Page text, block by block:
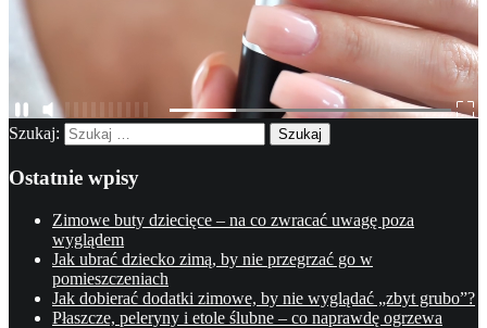
Szukaj:
Ostatnie wpisy
Zimowe buty dziecięce – na co zwracać uwagę poza
wyglądem
Jak ubrać dziecko zimą, by nie przegrzać go w
pomieszczeniach
Jak dobierać dodatki zimowe, by nie wyglądać „zbyt grubo”?
Płaszcze, peleryny i etole ślubne – co naprawdę ogrzewa